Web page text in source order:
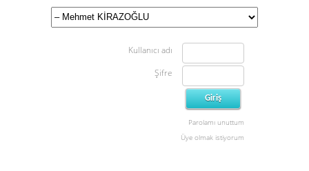
Kullanıcı adı
Şifre
Parolamı unuttum
Üye olmak istiyorum